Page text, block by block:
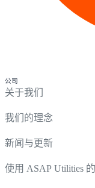
公司
关于我们
我们的理念
新闻与更新
使用 ASAP Utilities